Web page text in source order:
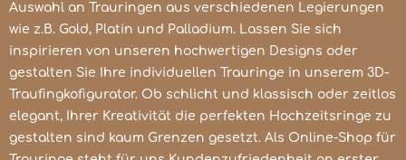
Auswahl an Trauringen aus verschiedenen Legierungen
wie z.B. Gold, Platin und Palladium. Lassen Sie sich
inspirieren von unseren hochwertigen Designs oder
gestalten Sie Ihre individuellen Trauringe in unserem 3D-
Traufingkofigurator. Ob schlicht und klassisch oder zeitlos
elegant, Ihrer Kreativität die perfekten Hochzeitsringe zu
gestalten sind kaum Grenzen gesetzt. Als Online-Shop für